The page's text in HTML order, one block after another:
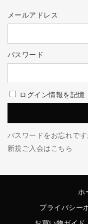
メールアドレス
パスワード
ログイン情報を記憶
パスワードをお忘れです
新規ご入会はこちら
ホ
プライバシー